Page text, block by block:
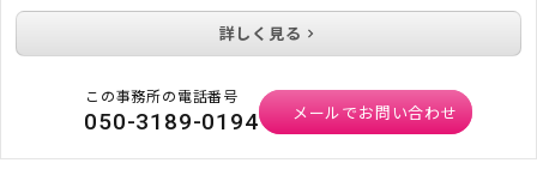
詳しく見る
この事務所の電話番号
050-3189-0194 メールでお問い合わせ